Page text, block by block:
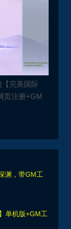
【完美国际
页注册+GM
渊，带GM工
单机版+GM工